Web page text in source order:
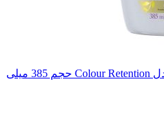
ماسک مو او جی ایکس مدل Colour Retention حجم 385 میلی